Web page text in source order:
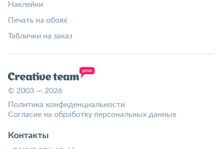
Наклейки
Печать на обоях
Таблички на заказ
© 2003 — 2026
Политика конфиденциальности
Согласие на обработку персональных данных
Контакты